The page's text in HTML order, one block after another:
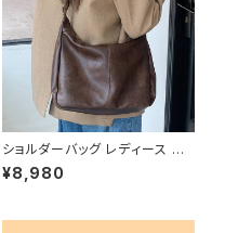
ショルダーバッグ レディース ワ
ンショルダー レザー調 バッグ 斜
めがけバッグ 肩掛けバッグ 大容
¥8,980